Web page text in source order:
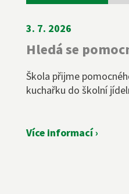
3. 7. 2026
Hledá se
Škola přijme
kuchařku do školní
Více informací ›